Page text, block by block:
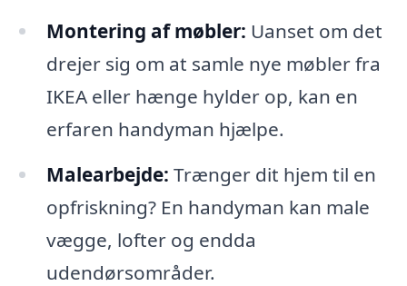
Montering af møbler: Uanset om det
drejer sig om at samle nye møbler fra
IKEA eller hænge hylder op, kan en
erfaren handyman hjælpe.
Malearbejde: Trænger dit hjem til en
opfriskning? En handyman kan male
vægge, lofter og endda
udendørsområder.